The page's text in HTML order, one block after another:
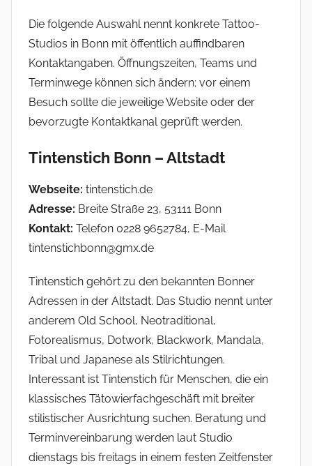
Die folgende Auswahl nennt konkrete Tattoo-
Studios in Bonn mit öffentlich auffindbaren
Kontaktangaben. Öffnungszeiten, Teams und
Terminwege können sich ändern; vor einem
Besuch sollte die jeweilige Website oder der
bevorzugte Kontaktkanal geprüft werden.
Tintenstich Bonn – Altstadt
Webseite: tintenstich.de
Adresse: Breite Straße 23, 53111 Bonn
Kontakt: Telefon 0228 9652784, E-Mail
tintenstichbonn@gmx.de
Tintenstich gehört zu den bekannten Bonner
Adressen in der Altstadt. Das Studio nennt unter
anderem Old School, Neotraditional,
Fotorealismus, Dotwork, Blackwork, Mandala,
Tribal und Japanese als Stilrichtungen.
Interessant ist Tintenstich für Menschen, die ein
klassisches Tätowierfachgeschäft mit breiter
stilistischer Ausrichtung suchen. Beratung und
Terminvereinbarung werden laut Studio
dienstags bis freitags in einem festen Zeitfenster